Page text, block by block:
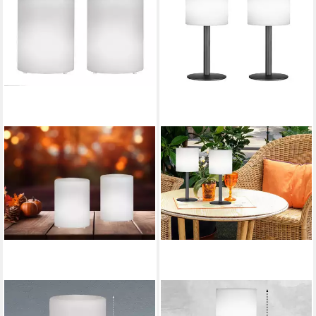
EASY! BY FHL
LED Außen-Tischleuchte,
EASY! BY FHL
LED Außen-Tischleuchte,